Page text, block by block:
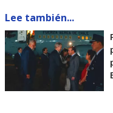
Lee también...